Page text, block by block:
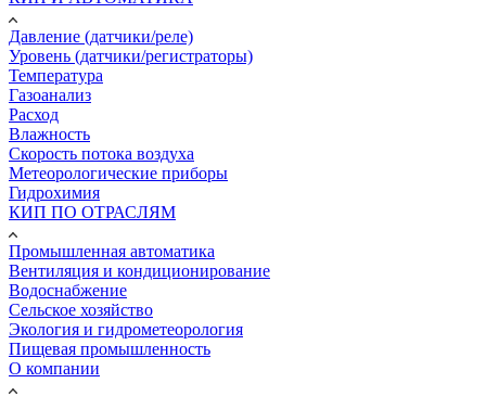
Давление (датчики/реле)
Уровень (датчики/регистраторы)
Температура
Газоанализ
Расход
Влажность
Скорость потока воздуха
Метеорологические приборы
Гидрохимия
КИП ПО ОТРАСЛЯМ
Промышленная автоматика
Вентиляция и кондиционирование
Водоснабжение
Сельское хозяйство
Экология и гидрометеорология
Пищевая промышленность
О компании